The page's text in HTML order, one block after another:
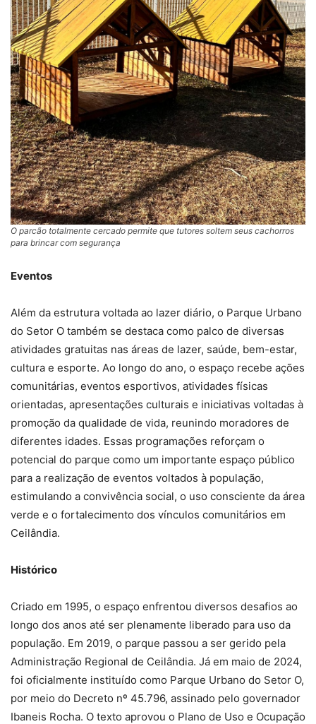
O parcão totalmente cercado permite que tutores soltem seus cachorros
para brincar com segurança
Eventos
Além da estrutura voltada ao lazer diário, o Parque Urbano
do Setor O também se destaca como palco de diversas
atividades gratuitas nas áreas de lazer, saúde, bem-estar,
cultura e esporte. Ao longo do ano, o espaço recebe ações
comunitárias, eventos esportivos, atividades físicas
orientadas, apresentações culturais e iniciativas voltadas à
promoção da qualidade de vida, reunindo moradores de
diferentes idades. Essas programações reforçam o
potencial do parque como um importante espaço público
para a realização de eventos voltados à população,
estimulando a convivência social, o uso consciente da área
verde e o fortalecimento dos vínculos comunitários em
Ceilândia.
Histórico
Criado em 1995, o espaço enfrentou diversos desafios ao
longo dos anos até ser plenamente liberado para uso da
população. Em 2019, o parque passou a ser gerido pela
Administração Regional de Ceilândia. Já em maio de 2024,
foi oficialmente instituído como Parque Urbano do Setor O,
por meio do Decreto nº 45.796, assinado pelo governador
Ibaneis Rocha. O texto aprovou o Plano de Uso e Ocupação